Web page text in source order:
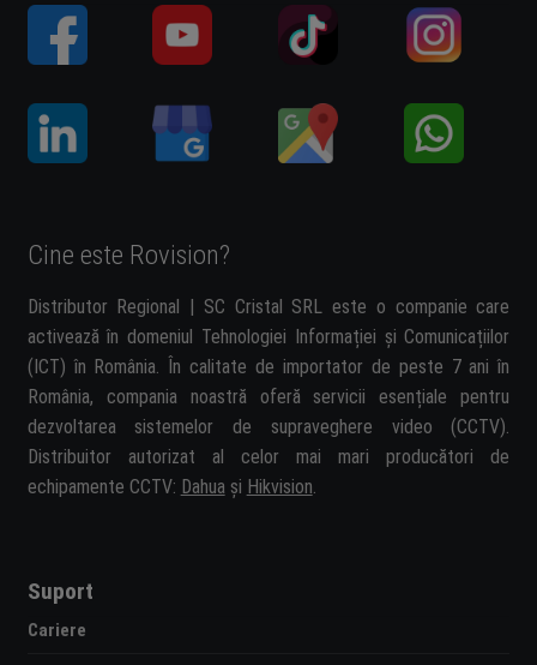
Cine este Rovision?
Distributor Regional | SC Cristal SRL este o companie care
activează în domeniul Tehnologiei Informației și Comunicațiilor
(ICT) în România. În calitate de importator de peste 7 ani în
România, compania noastră oferă servicii esențiale pentru
dezvoltarea sistemelor de supraveghere video (CCTV).
Distribuitor autorizat al celor mai mari producători de
echipamente CCTV: Dahua și Hikvision.
Suport
Cariere